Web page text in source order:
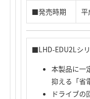
■発売時期 平
■LHD-EDU2Lシ
本製品に一
抑える「省
ドライブの